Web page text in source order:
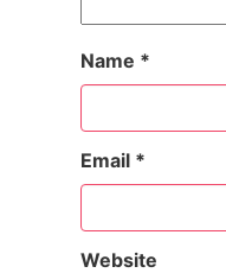
Name *
Email *
Website